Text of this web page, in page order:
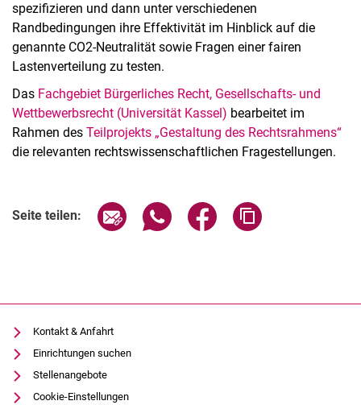
spezifizieren und dann unter verschiedenen
Randbedingungen ihre Effektivität im Hinblick auf die
genannte CO2-Neutralität sowie Fragen einer fairen
Lastenverteilung zu testen.
Das Fachgebiet Bürgerliches Recht, Gesellschafts- und
Wettbewerbsrecht (Universität Kassel) bearbeitet im
Rahmen des Teilprojekts „Gestaltung des Rechtsrahmens“
die relevanten rechtswissenschaftlichen Fragestellungen.
Seite teilen: Seite über E-Mail teilen
Seite über WhatsApp teilen
Seite über Facebook
Kontakt & Anfahrt
Einrichtungen suchen
Stellenangebote
Cookie-Einstellungen